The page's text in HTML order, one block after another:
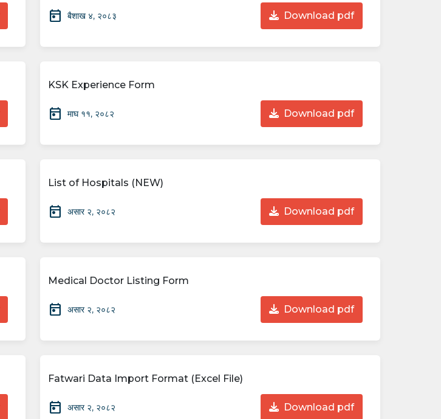
today बैशाख ४, २०८३ Download pdf
KSK Experience Form
today माघ ११, २०८२ Download pdf
List of Hospitals (NEW)
today असार २, २०८२ Download pdf
Medical Doctor Listing Form
today असार २, २०८२ Download pdf
Fatwari Data Import Format (Excel File)
today असार २, २०८२ Download pdf